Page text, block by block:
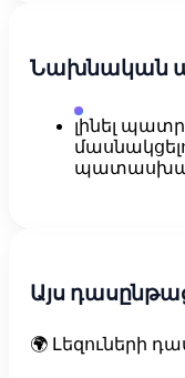
Նախնական
լինել
Այս
🌍 Լեզուների